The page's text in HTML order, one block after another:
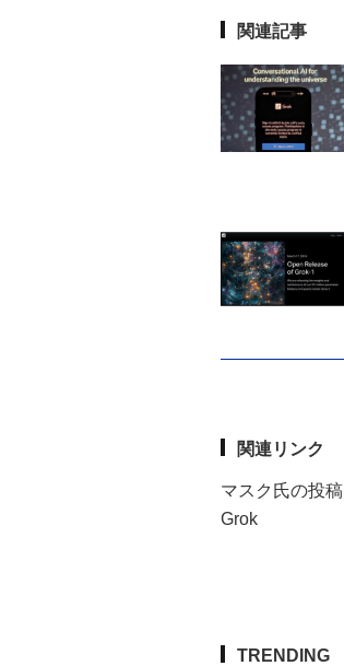
関連記事
関連リンク
マスク氏の投稿
Grok
TRENDING